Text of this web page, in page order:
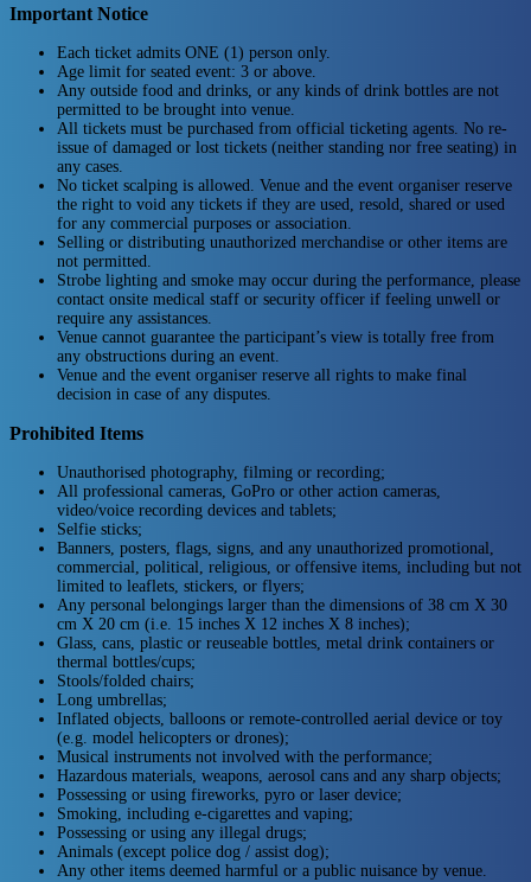
Important Notice
Each ticket admits ONE (1) person only.
Age limit for seated event: 3 or above.
Any outside food and drinks, or any kinds of drink bottles are not
permitted to be brought into venue.
All tickets must be purchased from official ticketing agents. No re-
issue of damaged or lost tickets (neither standing nor free seating) in
any cases.
No ticket scalping is allowed. Venue and the event organiser reserve
the right to void any tickets if they are used, resold, shared or used
for any commercial purposes or association.
Selling or distributing unauthorized merchandise or other items are
not permitted.
Strobe lighting and smoke may occur during the performance, please
contact onsite medical staff or security officer if feeling unwell or
require any assistances.
Venue cannot guarantee the participant’s view is totally free from
any obstructions during an event.
Venue and the event organiser reserve all rights to make final
decision in case of any disputes.
Prohibited Items
Unauthorised photography, filming or recording;
All professional cameras, GoPro or other action cameras,
video/voice recording devices and tablets;
Selfie sticks;
Banners, posters, flags, signs, and any unauthorized promotional,
commercial, political, religious, or offensive items, including but not
limited to leaflets, stickers, or flyers;
Any personal belongings larger than the dimensions of 38 cm X 30
cm X 20 cm (i.e. 15 inches X 12 inches X 8 inches);
Glass, cans, plastic or reuseable bottles, metal drink containers or
thermal bottles/cups;
Stools/folded chairs;
Long umbrellas;
Inflated objects, balloons or remote-controlled aerial device or toy
(e.g. model helicopters or drones);
Musical instruments not involved with the performance;
Hazardous materials, weapons, aerosol cans and any sharp objects;
Possessing or using fireworks, pyro or laser device;
Smoking, including e-cigarettes and vaping;
Possessing or using any illegal drugs;
Animals (except police dog / assist dog);
Any other items deemed harmful or a public nuisance by venue.